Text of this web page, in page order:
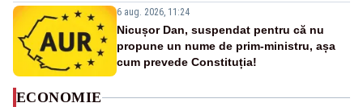
6 aug. 2026, 11:24
Nicușor Dan, suspendat pentru că nu
propune un nume de prim-ministru, așa
cum prevede Constituția!
ECONOMIE